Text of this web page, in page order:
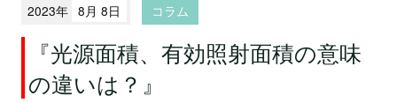
2023年 8月 8日 コラム
『光源面積、有効照射面積の意味
の違いは？』